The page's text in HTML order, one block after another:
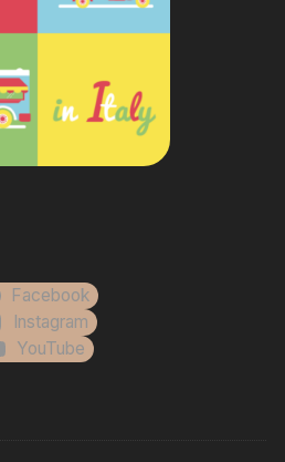
Facebook
Instagram
YouTube